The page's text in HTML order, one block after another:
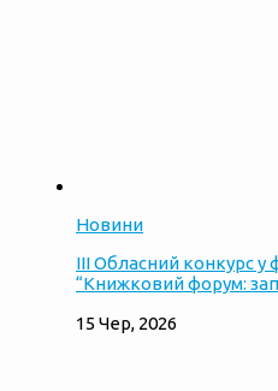
Новини
ІІІ Обласний конкурс
“Книжковий форум:
15 Чер, 2026